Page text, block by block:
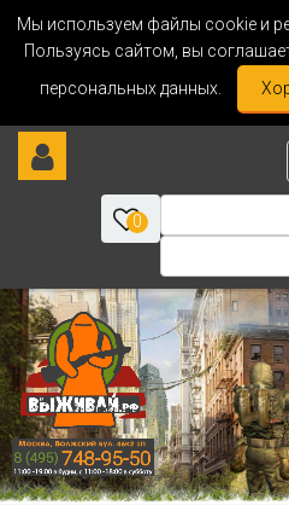
Мы используем файлы cookie и
Пользуясь сайтом, вы
персональных данных.
0